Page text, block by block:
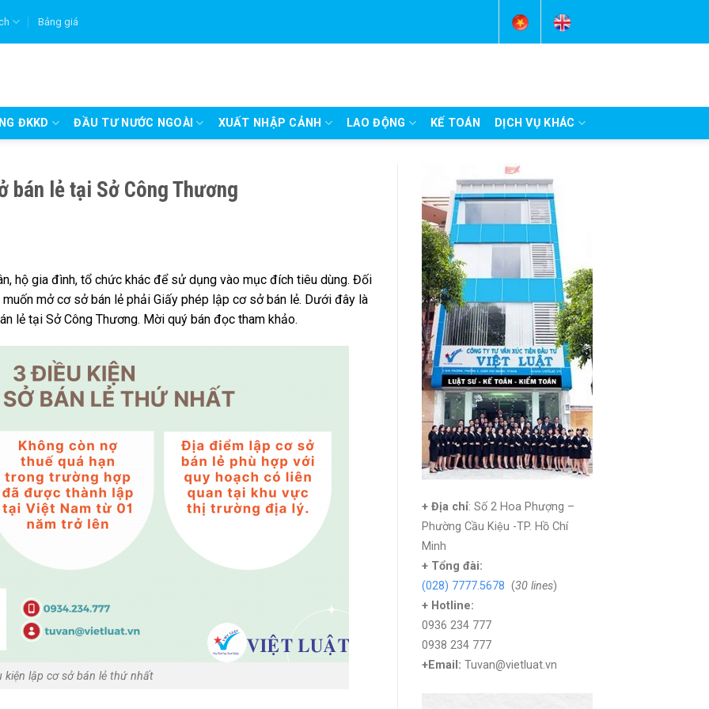
Bảng giá
ĐKKD ĐẦU TƯ NƯỚC NGOÀI XUẤT NHẬP CẢNH LAO ĐỘNG KẾ TOÁN DỊCH VỤ KHÁC
bán lẻ tại Sở Công Thương
hộ gia đình, tổ chức khác để sử dụng vào mục đích tiêu dùng. Đối
mở cơ sở bán lẻ phải Giấy phép lập cơ sở bán lẻ. Dưới đây là
lẻ tại Sở Công Thương. Mời quý bán đọc tham khảo.
kiện lập cơ sở bán lẻ thứ nhất
+ Địa chỉ: Số 2 Hoa Phượng –
Phường Cầu Kiệu -TP. Hồ Chí
Minh
+ Tổng đài:
(028) 7777.5678 (30 lines)
+ Hotline:
0936 234 777
0938 234 777
+Email: Tuvan@vietluat.vn